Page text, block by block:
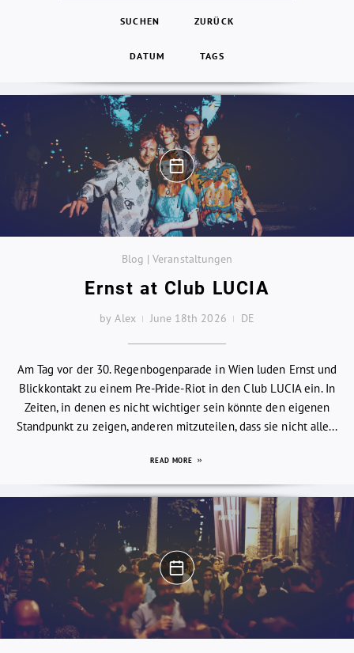
SUCHEN ZURÜCK
DATUM TAGS
Blog | Veranstaltungen
Ernst at Club LUCIA
by Alex June 18th 2026 DE
Am Tag vor der 30. Regenbogenparade in Wien luden Ernst und
Blickkontakt zu einem Pre-Pride-Riot in den Club LUCIA ein. In
Zeiten, in denen es nicht wichtiger sein könnte den eigenen
Standpunkt zu zeigen, anderen mitzuteilen, dass sie nicht alle...
READ MORE